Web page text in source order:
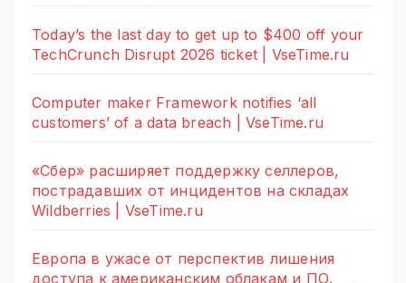
Today’s the last day to get up to $400 off your
TechCrunch Disrupt 2026 ticket | VseTime.ru
Computer maker Framework notifies ‘all
customers’ of a data breach | VseTime.ru
«Сбер» расширяет поддержку селлеров,
пострадавших от инцидентов на складах
Wildberries | VseTime.ru
Европа в ужасе от перспектив лишения
доступа к американским облакам и ПО.